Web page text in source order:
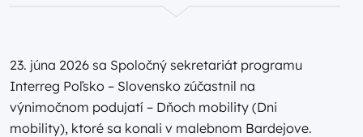
23. júna 2026 sa Spoločný sekretariát programu
Interreg Poľsko – Slovensko zúčastnil na
výnimočnom podujatí – Dňoch mobility (Dni
mobility), ktoré sa konali v malebnom Bardejove.